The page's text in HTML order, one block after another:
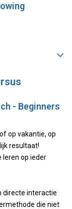
- Beginners
op vakantie, op
resultaat!
leren op ieder
directe interactie
die niet